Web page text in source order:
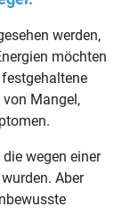
werden,
möchten
Mangel,
wegen einer
Aber